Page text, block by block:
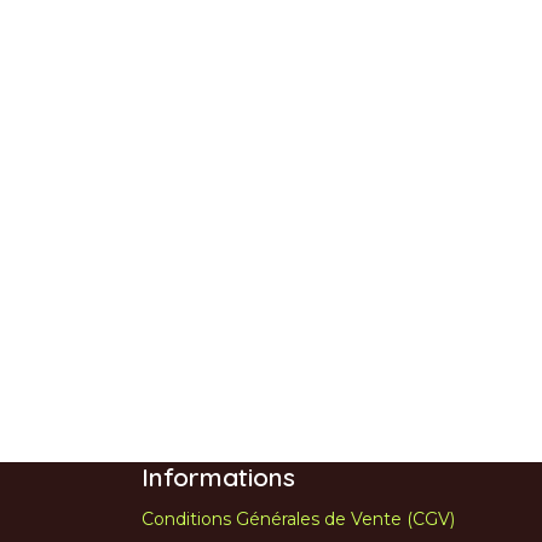
Informations
Conditions Générales de Vente (CGV)